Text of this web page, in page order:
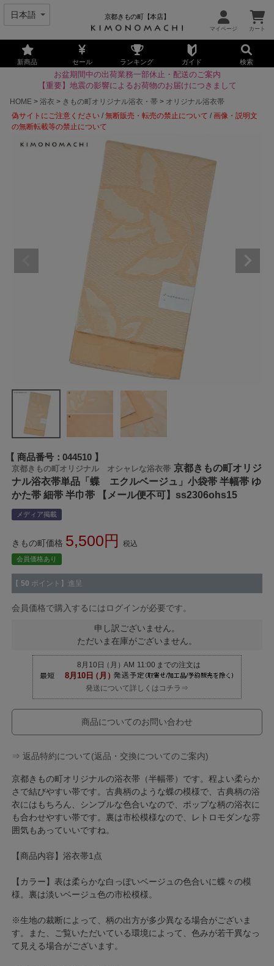
京都きもの町【本店】
新商品 セール ランキング ガイド 検索
お盆期間中の出荷業務一部休止・配送のご案内
【重要】地震の影響によるお荷物のお届けにつきまして
HOME
浴衣 きもの町オリジナル浴衣・帯
オリジナル浴衣帯
偽サイトにご注意ください /無断販売・転売の禁止について /画像・説明文
の無断転載等の禁止について
商品番号 044510
京都きもの町オリジナル オシャレな浴衣帯 京都きもの町オリジ
ナル浴衣帯単品「蝶 エクルベージュ」小袋帯 半幅帯 ゆ
かた帯 細帯 半巾帯 【メール便不可】ss2306ohs15
メディア掲載
きもの町価格 5,500 税込
会員価格あり
【 50 ポイント】進呈
会員価格で購入するにはログインが必要です。
申し訳ございません。
ただいま在庫がございません。
発送について詳しくはコチラ⇒
商品についてのお問い合わせ
⇒ 返品特約について(返品・交換についてのご案内)
京都きもの町オリジナルの浴衣帯（半幅帯）です。程よい柔らか
さで結びやすい帯です。古典柄のような蝶の模様で、古典柄の浴
衣にはもちろん、シンプルな色合いなので、ポップな柄の浴衣に
も合わせやすい帯です。裏は市松模様なので、レトロモダンな雰
囲気もあっていいですね。
【商品内容】浴衣帯1点
【カラー】表は柔らかな白っぽいベージュの色合いに蝶々の模
様。裏は淡いベージュ色の市松模様。
※生地の裁断によって、柄の出方が多少異なる場合がございま
す。また、ご覧いただいている環境によって、色みが若干異なっ
て見える場合がございます。